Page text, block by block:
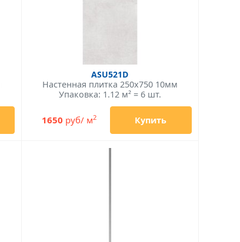
ASU521D
Настенная плитка 250x750 10мм
Упаковка: 1.12 м² = 6 шт.
1650 руб/ м2 Купить